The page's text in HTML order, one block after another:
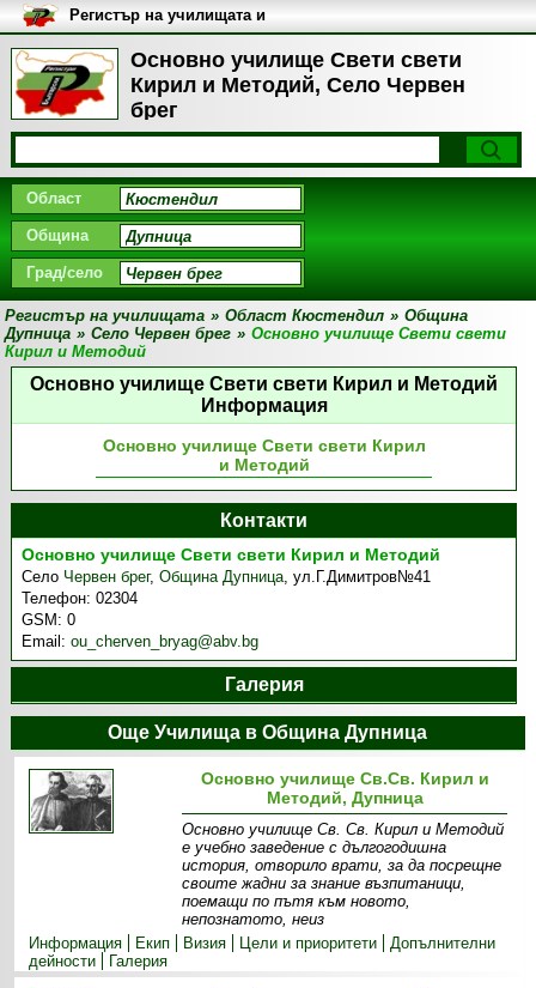
Основно училище Свети свети
Кирил и Методий, Село Червен
брег
Регистър на училищата и
университетите в България
Област
Община
Град/село
Регистър на училищата » Област Кюстендил » Община
Дупница » Село Червен брег » Основно училище Свети свети
Кирил и Методий
Основно училище Свети свети Кирил и Методий
Информация
Основно училище Свети свети Кирил
и Методий
Контакти
Основно училище Свети свети Кирил и Методий
Село Червен брег,Община Дупница,ул.Г.Димитров№41
Телефон:02304
GSM:0
Email:ou_cherven_bryag@abv.bg
Галерия
Още Училища в Община Дупница
Основно училище Св.Св. Кирил и
Методий, Дупница
Основно училище Св. Св. Кирил и Методий
е учебно заведение с дългогодишна
история, отворило врати, за да посрещне
своите жадни за знание възпитаници,
поемащи по пътя към новото,
непознатото, неиз
Информация
Екип Визия Цели и приоритети
Допълнителни
дейности
Галерия